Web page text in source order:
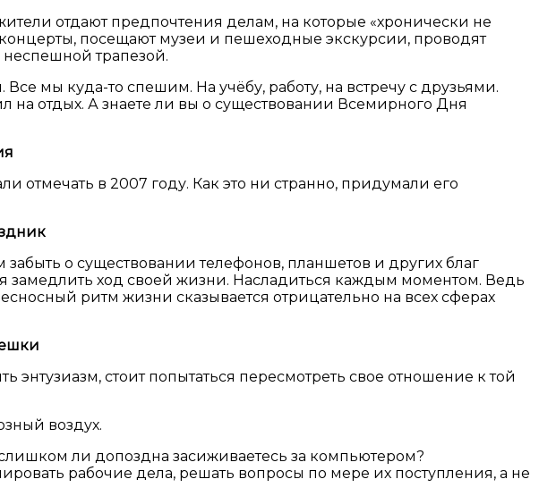
отдают предпочтения делам, на которые «хронически не
посещают музеи и пешеходные экскурсии, проводят
трапезой.
мы куда-то спешим. На учёбу, работу, на встречу с друзьями.
на отдых. А знаете ли вы о существовании Всемирного Дня
отмечать в 2007 году. Как это ни странно, придумали его
о существовании телефонов, планшетов и других благ
замедлить ход своей жизни. Насладиться каждым моментом. Ведь
ритм жизни сказывается отрицательно на всех сферах
энтузиазм, стоит попытаться пересмотреть свое отношение к той
воздух.
ли допоздна засиживаетесь за компьютером?
рабочие дела, решать вопросы по мере их поступления, а не